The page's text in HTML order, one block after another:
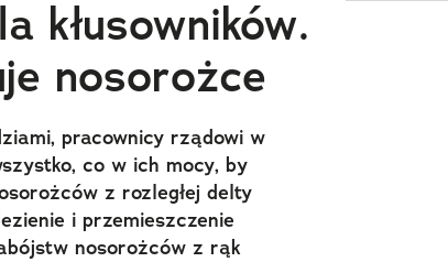
kłusowników.
nosorożce
pracownicy rządowi w
co w ich mocy, by
z rozległej delty
i przemieszczenie
nosorożców z rąk